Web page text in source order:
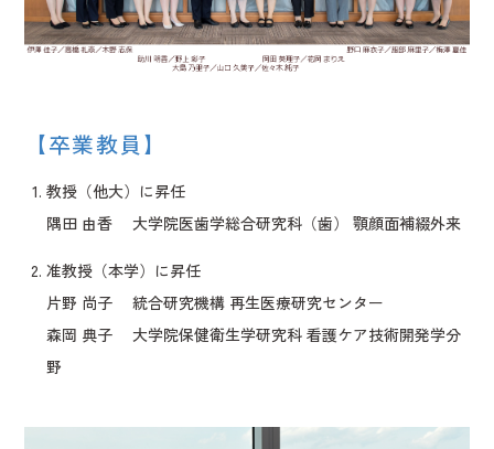
【卒業教員】
教授（他大）に昇任
隅田 由香 大学院医歯学総合研究科（歯） 顎顔面補綴外来
准教授（本学）に昇任
片野 尚子 統合研究機構 再生医療研究センター
森岡 典子 大学院保健衛生学研究科 看護ケア技術開発学分
野